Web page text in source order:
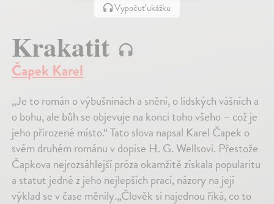
Vypočuť ukážku
Krakatit
Čapek Karel
„Je to román o výbušninách a snění, o lidských vášních a
o bohu, ale bůh se objevuje na konci toho všeho – což je
jeho přirozené místo.“ Tato slova napsal Karel Čapek o
svém druhém románu v dopise H. G. Wellsovi. Přestože
Čapkova nejrozsáhlejší próza okamžitě získala popularitu
a statut jedné z jeho nejlepších prací, názory na její
výklad se v čase měnily.„Člověk si najednou říká, co to